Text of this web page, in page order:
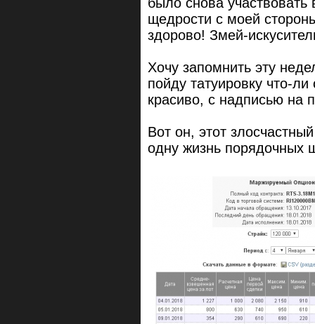
щедрости с моей
здорово! Змей-
Хочу запомнить эту
пойду татуировку что-
красиво, с надписью на
Вот он, этот
одну жизнь порядочных